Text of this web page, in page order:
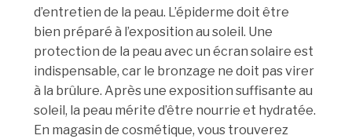
d’entretien de la peau. L’épiderme doit être
bien préparé à l’exposition au soleil. Une
protection de la peau avec un écran solaire est
indispensable, car le bronzage ne doit pas virer
à la brûlure. Après une exposition suffisante au
soleil, la peau mérite d’être nourrie et hydratée.
En magasin de cosmétique, vous trouverez